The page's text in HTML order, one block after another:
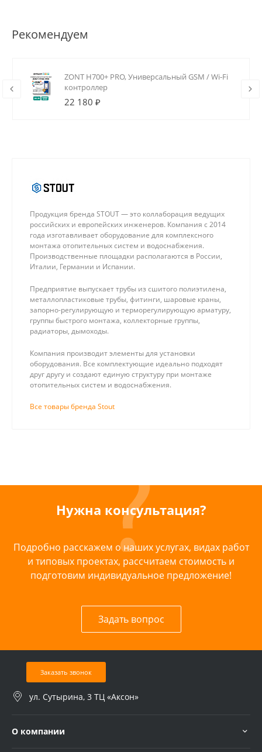
Рекомендуем
ZONT H700+ PRO, Универсальный GSM / Wi-Fi
контроллер
22 180 ₽
Продукция бренда STOUT — это коллаборация ведущих
российских и европейских инженеров. Компания с 2014
года изготавливает оборудование для комплексного
монтажа отопительных систем и водоснабжения.
Производственные площадки располагаются в России,
Италии, Германии и Испании.
Предприятие выпускает трубы из сшитого полиэтилена,
металлопластиковые трубы, фитинги, шаровые краны,
запорно-регулирующую и терморегулирующую арматуру,
группы быстрого монтажа, коллекторные группы,
радиаторы, дымоходы.
Компания производит элементы для установки
оборудования. Все комплектующие идеально подходят
друг другу и создают единую структуру при монтаже
отопительных систем и водоснабжения.
Все товары бренда Stout
Нужна консультация?
Подробно расскажем о наших услугах, видах работ
и типовых проектах, рассчитаем стоимость и
подготовим индивидуальное предложение!
Задать вопрос
Заказать звонок
ул. Сутырина, 3 ТЦ «Аксон»
О компании